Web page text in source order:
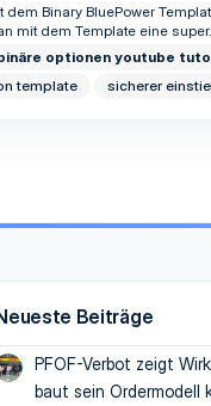
Binary BluePower
mit dem Template eine
optionen youtube
template sicherer
Beiträge
PFOF-Verbot zeigt
baut sein Ordermodell